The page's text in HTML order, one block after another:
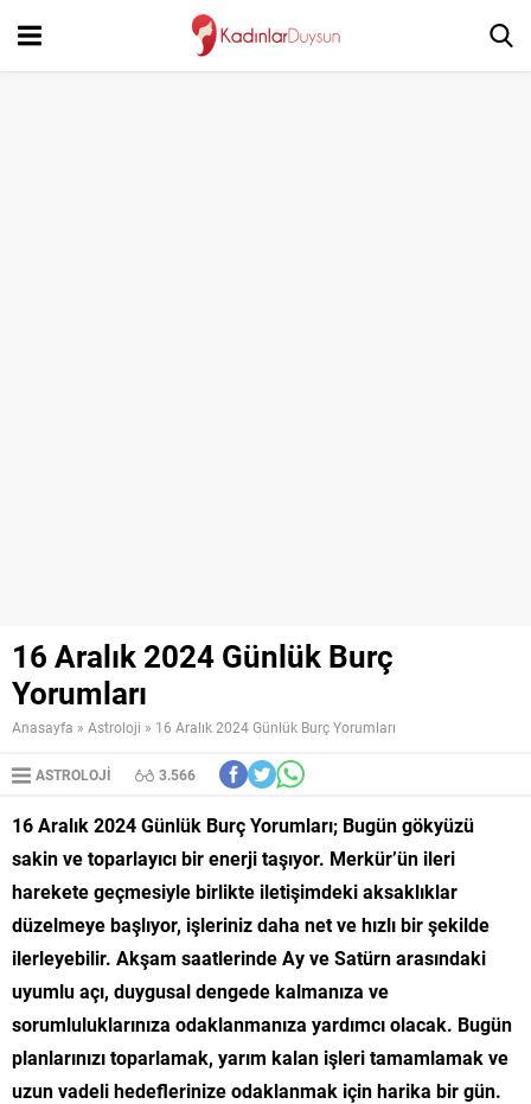
16 Aralık 2024 Günlük Burç
Yorumları
Anasayfa » Astroloji » 16 Aralık 2024 Günlük Burç Yorumları
ASTROLOJI 3.566
16 Aralık 2024 Günlük Burç Yorumları; Bugün gökyüzü
sakin ve toparlayıcı bir enerji taşıyor. Merkür’ün ileri
harekete geçmesiyle birlikte iletişimdeki aksaklıklar
düzelmeye başlıyor, işleriniz daha net ve hızlı bir şekilde
ilerleyebilir. Akşam saatlerinde Ay ve Satürn arasındaki
uyumlu açı, duygusal dengede kalmanıza ve
sorumluluklarınıza odaklanmanıza yardımcı olacak. Bugün
planlarınızı toparlamak, yarım kalan işleri tamamlamak ve
uzun vadeli hedeflerinize odaklanmak için harika bir gün.